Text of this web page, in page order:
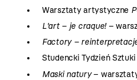
Warsztaty artystyczne
L'art – je craque!–
Factory –
Studencki Tydzień Sztuki
Maski natury–